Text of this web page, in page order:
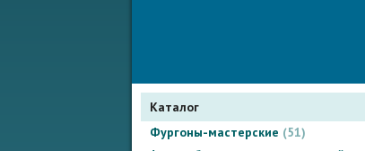
Каталог
Фургоны-мастерские
51